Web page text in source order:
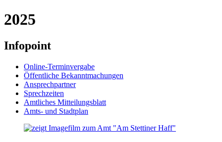
2025
Infopoint
Online-Terminvergabe
Öffentliche Bekanntmachungen
Ansprechpartner
Sprechzeiten
Amtliches Mitteilungsblatt
Amts- und Stadtplan